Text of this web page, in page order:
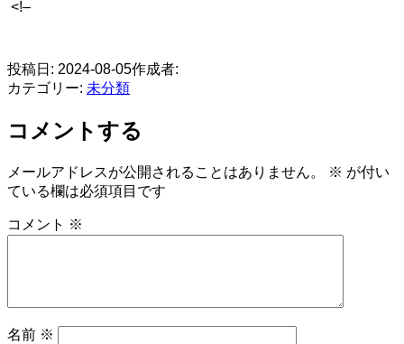
<!–
投稿日: 2024-08-05作成者:
カテゴリー: 未分類
コメントする
メールアドレスが公開されることはありません。 ※ が付い
ている欄は必須項目です
コメント ※
名前 ※